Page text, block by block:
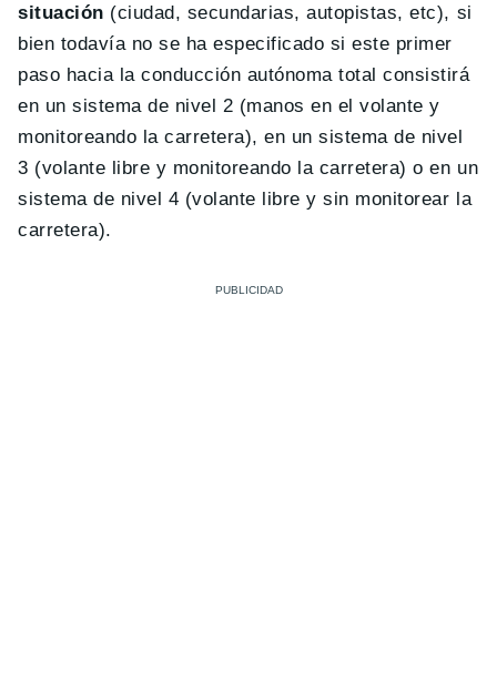
situación (ciudad, secundarias, autopistas, etc), si
bien todavía no se ha especificado si este primer
paso hacia la conducción autónoma total consistirá
en un sistema de nivel 2 (manos en el volante y
monitoreando la carretera), en un sistema de nivel
3 (volante libre y monitoreando la carretera) o en un
sistema de nivel 4 (volante libre y sin monitorear la
carretera).